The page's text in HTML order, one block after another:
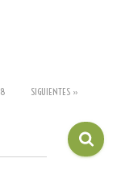
SIGUIENTES